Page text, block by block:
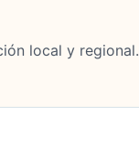
local y regional.